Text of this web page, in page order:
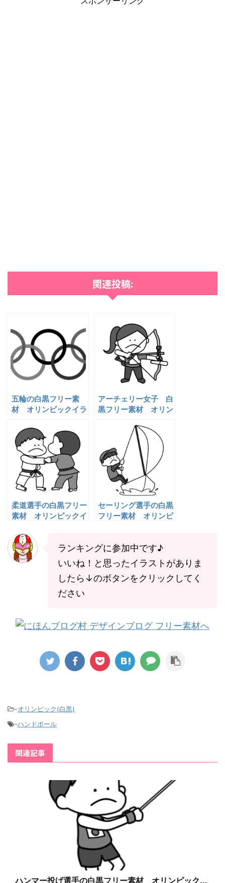
関連投稿:
五輪の白黒フリー素
材 オリンピックイラ
アーチェリー女子 白
黒フリー素材 オリン
柔道選手の白黒フリー
素材 オリンピックイ
セーリング選手の白黒
フリー素材 オリンピ
ランキングに参加中です♪
いいね！と思ったイラストがありま
したら↓のボタンをクリックしてく
ださい
-オリンピック(白黒)
-ハンドボール
関連記事
ハンマー投げ選手の白黒フリー素材 オリンピック...